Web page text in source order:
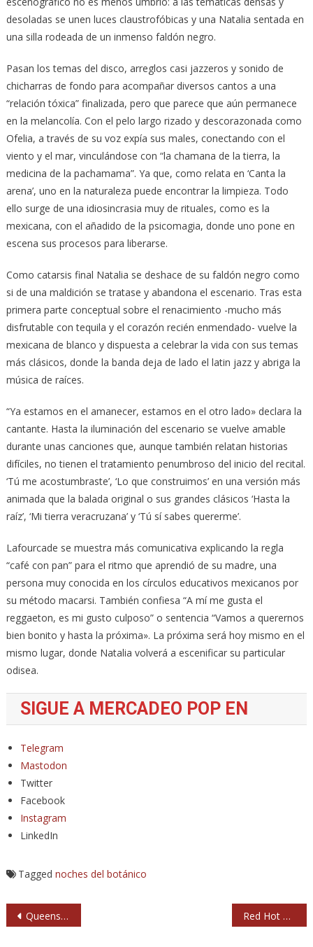
desoladas se unen luces claustrofóbicas y una Natalia sentada en
una silla rodeada de un inmenso faldón negro.
Pasan los temas del disco, arreglos casi jazzeros y sonido de
chicharras de fondo para acompañar diversos cantos a una
“relación tóxica” finalizada, pero que parece que aún permanece
en la melancolía. Con el pelo largo rizado y descorazonada como
Ofelia, a través de su voz expía sus males, conectando con el
viento y el mar, vinculándose con “la chamana de la tierra, la
medicina de la pachamama”. Ya que, como relata en ‘Canta la
arena’, uno en la naturaleza puede encontrar la limpieza. Todo
ello surge de una idiosincrasia muy de rituales, como es la
mexicana, con el añadido de la psicomagia, donde uno pone en
escena sus procesos para liberarse.
Como catarsis final Natalia se deshace de su faldón negro como
si de una maldición se tratase y abandona el escenario. Tras esta
primera parte conceptual sobre el renacimiento -mucho más
disfrutable con tequila y el corazón recién enmendado- vuelve la
mexicana de blanco y dispuesta a celebrar la vida con sus temas
más clásicos, donde la banda deja de lado el latin jazz y abriga la
música de raíces.
“Ya estamos en el amanecer, estamos en el otro lado» declara la
cantante. Hasta la iluminación del escenario se vuelve amable
durante unas canciones que, aunque también relatan historias
difíciles, no tienen el tratamiento penumbroso del inicio del recital.
‘Tú me acostumbraste’, ‘Lo que construimos’ en una versión más
animada que la balada original o sus grandes clásicos ‘Hasta la
raíz’, ‘Mi tierra veracruzana’ y ‘Tú sí sabes quererme’.
Lafourcade se muestra más comunicativa explicando la regla
“café con pan” para el ritmo que aprendió de su madre, una
persona muy conocida en los círculos educativos mexicanos por
su método macarsi. También confiesa “A mí me gusta el
reggaeton, es mi gusto culposo” o sentencia “Vamos a querernos
bien bonito y hasta la próxima». La próxima será hoy mismo en el
mismo lugar, donde Natalia volverá a escenificar su particular
odisea.
SIGUE A MERCADEO POP EN
Telegram
Mastodon
Twitter
Facebook
Instagram
LinkedIn
Tagged noches del botánico
Navegación
Queens of the Stone Age dan el bolaco del Mad Cool 2023 Red Hot Chili Peppers y Liam Gallagher cumplen y ya en un Mad Cool al borde del colapso